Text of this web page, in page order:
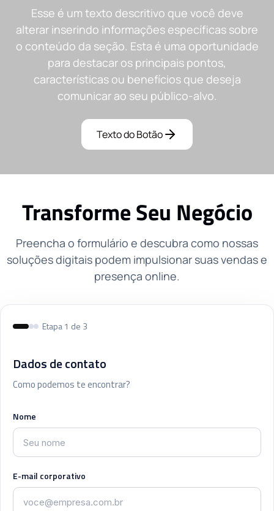
Esse é um texto descritivo que você deve
alterar inserindo informações específicas sobre
o conteúdo da seção. Esta é uma oportunidade
para destacar os principais pontos,
características ou benefícios que deseja
comunicar ao seu público-alvo.
Texto do Botão
Transforme Seu Negócio
Preencha o formulário e descubra como nossas
soluções digitais podem impulsionar suas vendas e
presença online.
Etapa 1 de 3
Dados de contato
Como podemos te encontrar?
Nome
E-mail corporativo